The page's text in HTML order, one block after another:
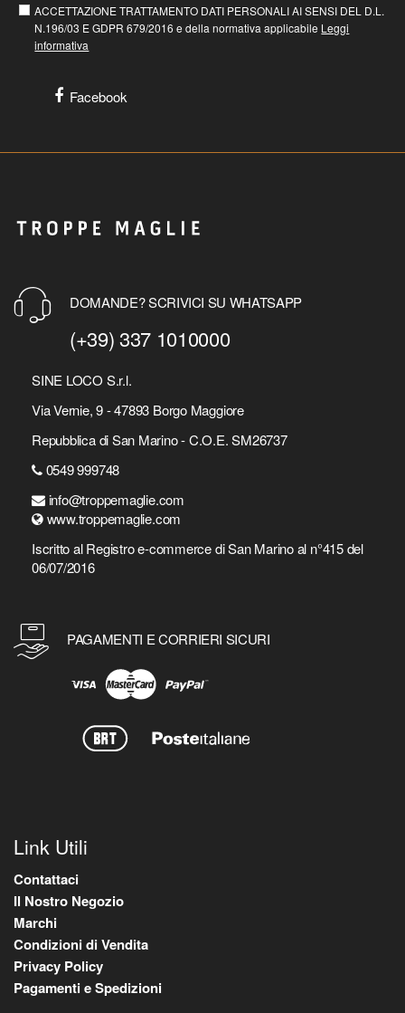
ACCETTAZIONE TRATTAMENTO DATI PERSONALI AI SENSI DEL D.L.
N.196/03 E GDPR 679/2016 e della normativa applicabile Leggi
informativa
Facebook
DOMANDE? SCRIVICI SU WHATSAPP
(+39) 337 1010000
SINE LOCO S.r.l.
Via Vernie, 9 - 47893 Borgo Maggiore
Repubblica di San Marino - C.O.E. SM26737
0549 999748
info@troppemaglie.com
www.troppemaglie.com
Iscritto al Registro e-commerce di San Marino al n°415 del
06/07/2016
PAGAMENTI E CORRIERI SICURI
Link Utili
Contattaci
Il Nostro Negozio
Marchi
Condizioni di Vendita
Privacy Policy
Pagamenti e Spedizioni